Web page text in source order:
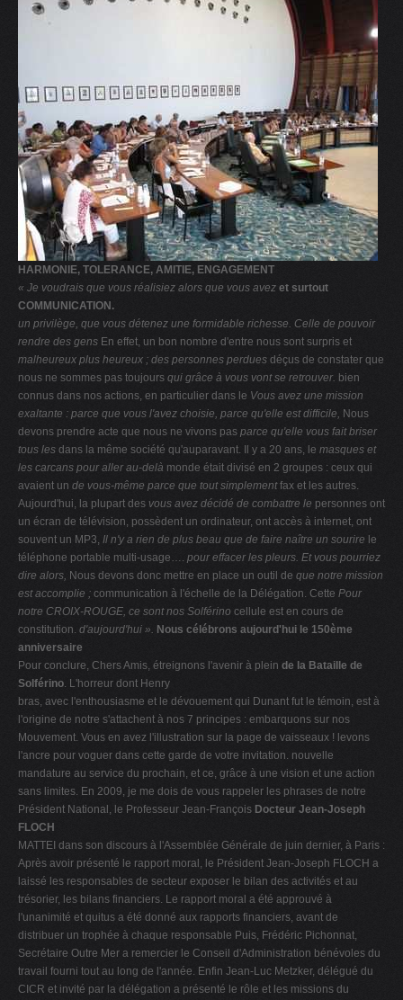
HARMONIE, TOLERANCE, AMITIE, ENGAGEMENT
« Je voudrais que vous réalisiez alors que vous avez et surtout
COMMUNICATION.
un privilège, que vous détenez une formidable richesse. Celle de pouvoir
rendre des gens En effet, un bon nombre d'entre nous sont surpris et
malheureux plus heureux ; des personnes perdues déçus de constater que
nous ne sommes pas toujours qui grâce à vous vont se retrouver. bien
connus dans nos actions, en particulier dans le Vous avez une mission
exaltante : parce que vous l'avez choisie, parce qu'elle est difficile, Nous
devons prendre acte que nous ne vivons pas parce qu'elle vous fait briser
tous les dans la même société qu'auparavant. Il y a 20 ans, le masques et
les carcans pour aller au-delà monde était divisé en 2 groupes : ceux qui
avaient un de vous-même parce que tout simplementfax et les autres.
Aujourd'hui, la plupart des vous avez décidé de combattre le personnes ont
un écran de télévision, possèdent un ordinateur, ont accès à internet, ont
souvent un MP3, Il n'y a rien de plus beau que de faire naître un sourire le
téléphone portable multi-usage…. pour effacer les pleurs. Et vous pourriez
dire alors, Nous devons donc mettre en place un outil de que notre mission
est accomplie ; communication à l'échelle de la Délégation. Cette Pour
notre CROIX-ROUGE, ce sont nos Solférino cellule est en cours de
constitution. d'aujourd'hui ». Nous célébrons aujourd'hui le 150ème
anniversaire
Pour conclure, Chers Amis, étreignons l'avenir à plein de la Bataille de
Solférino. L'horreur dont Henry
bras, avec l'enthousiasme et le dévouement qui Dunant fut le témoin, est à
l'origine de notre s'attachent à nos 7 principes : embarquons sur nos
Mouvement. Vous en avez l'illustration sur la page de vaisseaux ! levons
l'ancre pour voguer dans cette garde de votre invitation. nouvelle
mandature au service du prochain, et ce, grâce à une vision et une action
sans limites. En 2009, je me dois de vous rappeler les phrases de notre
Président National, le Professeur Jean-François Docteur Jean-Joseph
FLOCH
MATTEI dans son discours à l'Assemblée Générale de juin dernier, à Paris :
Après avoir présenté le rapport moral, le Président Jean-Joseph FLOCH a
laissé les responsables de secteur exposer le bilan des activités et au
trésorier, les bilans financiers. Le rapport moral a été approuvé à
l'unanimité et quitus a été donné aux rapports financiers, avant de
distribuer un trophée à chaque responsable Puis, Frédéric Pichonnat,
Secrétaire Outre Mer a remercier le Conseil d'Administration bénévoles du
travail fourni tout au long de l'année. Enfin Jean-Luc Metzker, délégué du
CICR et invité par la délégation a présenté le rôle et les missions du